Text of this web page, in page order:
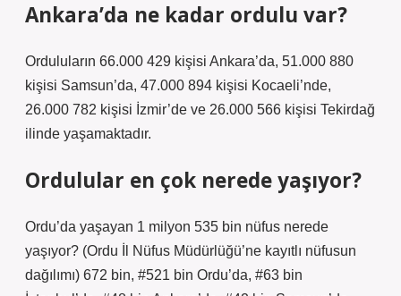
Ankara’da ne kadar ordulu var?
Orduluların 66.000 429 kişisi Ankara’da, 51.000 880
kişisi Samsun’da, 47.000 894 kişisi Kocaeli’nde,
26.000 782 kişisi İzmir’de ve 26.000 566 kişisi Tekirdağ
ilinde yaşamaktadır.
Ordulular en çok nerede yaşıyor?
Ordu’da yaşayan 1 milyon 535 bin nüfus nerede
yaşıyor? (Ordu İl Nüfus Müdürlüğü’ne kayıtlı nüfusun
dağılımı) 672 bin, #521 bin Ordu’da, #63 bin